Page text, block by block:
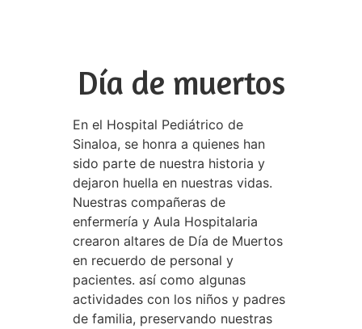
Día de muertos
En el Hospital Pediátrico de
Sinaloa, se honra a quienes han
sido parte de nuestra historia y
dejaron huella en nuestras vidas.
Nuestras compañeras de
enfermería y Aula Hospitalaria
crearon altares de Día de Muertos
en recuerdo de personal y
pacientes. así como algunas
actividades con los niños y padres
de familia, preservando nuestras